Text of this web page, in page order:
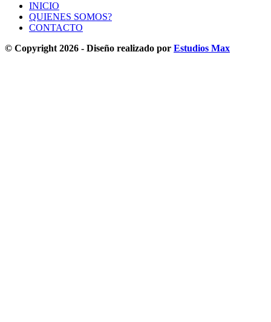
INICIO
QUIENES SOMOS?
CONTACTO
© Copyright 2026 - Diseño realizado por Estudios Max